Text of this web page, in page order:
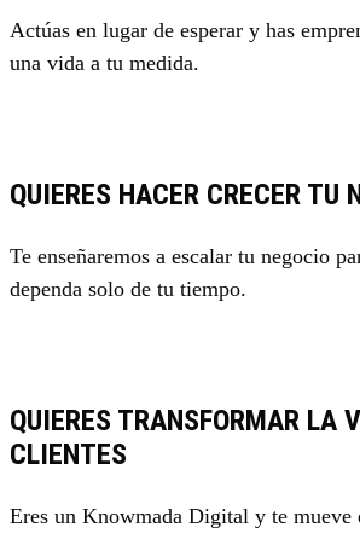
Actúas en lugar de esperar y has
una vida a tu medida.
QUIERES HACER CRECER TU
Te enseñaremos a escalar tu negocio
dependa solo de tu tiempo.
QUIERES TRANSFORMAR LA
CLIENTES
Eres un Knowmada Digital y te mueve